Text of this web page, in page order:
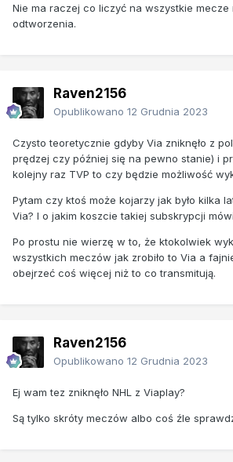
Nie ma raczej co liczyć na wszystkie mecze
odtworzenia.
Raven2156
Opublikowano 12 Grudnia 2023
Czysto teoretycznie gdyby Via zniknęło z
prędzej czy później się na pewno stanie) i
kolejny raz TVP to czy będzie możliwość
Pytam czy ktoś może kojarzy jak było kilka
Via? I o jakim koszcie takiej subskrypcji
Po prostu nie wierzę w to, że ktokolwiek
wszystkich meczów jak zrobiło to Via a
obejrzeć coś więcej niż to co transmitują.
Raven2156
Opublikowano 12 Grudnia 2023
Ej wam tez zniknęło NHL z Viaplay?
Są tylko skróty meczów albo coś źle